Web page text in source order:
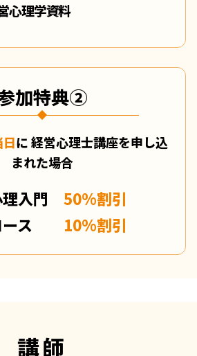
心理学資料
加特典②
に経営心理士講座を申し込
まれた場合
入門
50%割引
ス
10%割引
講師